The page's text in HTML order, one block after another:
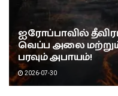
ஐரோப்பாவில்
வெப்ப அலை
பரவும் அபாயம்!
2026-07-30